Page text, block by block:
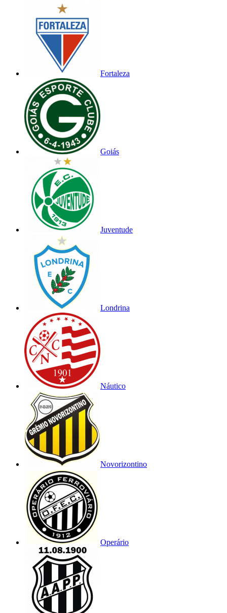
Fortaleza
Goiás
Juventude
Londrina
Náutico
Novorizontino
Operário